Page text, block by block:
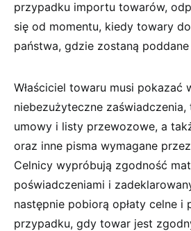
przypadku importu towarów,
się od momentu, kiedy towary
państwa, gdzie zostaną
Właściciel towaru musi pokazać
niebezużyteczne
umowy i listy przewozowe, a
oraz inne pisma wymagane
Celnicy wypróbują zgodność
poświadczeniami i
następnie pobiorą opłaty celne i
przypadku, gdy towar jest